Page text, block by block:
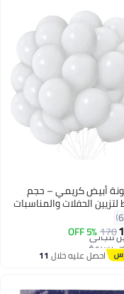
100 بالونة أبيض كريمي – حجم
الحفلات والمناسبات
– بالونات عالية الجودة
أو الهيليوم
6
170
5% OFF
مجاني
بسرعة
مجاني
احصل عليه خلال 11